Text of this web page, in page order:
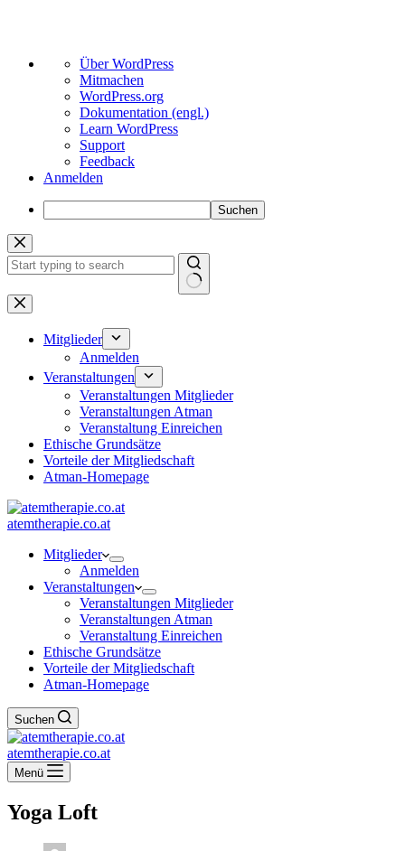
Über
WordPress
Über WordPress
Mitmachen
WordPress.org
Dokumentation (engl.)
Learn WordPress
Support
Feedback
Anmelden
Suchen
Zum
Inhalt
springen
Keine
Ergebnisse
Mitglieder
Anmelden
Veranstaltungen
Veranstaltungen Mitglieder
Veranstaltungen Atman
Veranstaltung Einreichen
Ethische Grundsätze
Vorteile der Mitgliedschaft
Atman-Homepage
atemtherapie.co.at
Mitglieder
Anmelden
Veranstaltungen
Veranstaltungen Mitglieder
Veranstaltungen Atman
Veranstaltung Einreichen
Ethische Grundsätze
Vorteile der Mitgliedschaft
Atman-Homepage
Suchen
atemtherapie.co.at
Menü
Yoga Loft